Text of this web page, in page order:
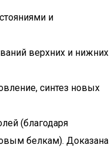
и
верхних и нижних
синтез новых
(благодаря
белкам). Доказана